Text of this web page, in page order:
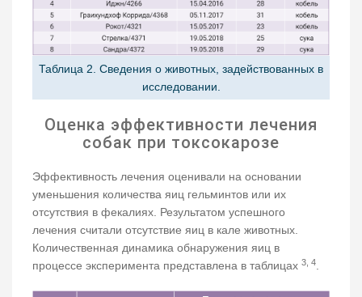
Таблица 2. Сведения о животных, задействованных в
исследовании.
Оценка эффективности лечения
собак при токсокарозе
Эффективность лечения оценивали на основании
уменьшения количества яиц гельминтов или их
отсутствия в фекалиях. Результатом успешного
лечения считали отсутствие яиц в кале животных.
Количественная динамика обнаружения яиц в
процессе эксперимента представлена в таблицах 3, 4.